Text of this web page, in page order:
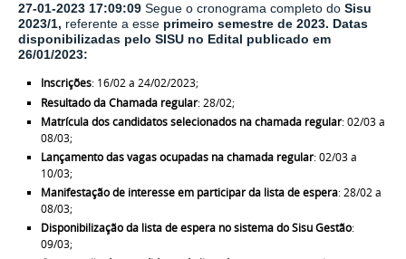
27-01-2023 17:09:09 Segue o cronograma completo do Sisu
2023/1, referente a esse primeiro semestre de 2023. Datas
disponibilizadas pelo SISU no Edital publicado em
26/01/2023:
Inscrições: 16/02 a 24/02/2023;
Resultado da Chamada regular: 28/02;
Matrícula dos candidatos selecionados na chamada regular: 02/03 a
08/03;
Lançamento das vagas ocupadas na chamada regular: 02/03 a
10/03;
Manifestação de interesse em participar da lista de espera: 28/02 a
08/03;
Disponibilização da lista de espera no sistema do Sisu Gestão:
09/03;